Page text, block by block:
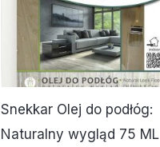
Snekkar Olej do podłóg:
Naturalny wygląd 75 ML